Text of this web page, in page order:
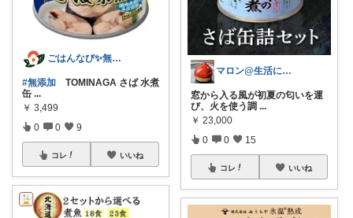
ごはんなび✨無添加organic食品
#無添加 TOMINAGA さば 水煮
缶 ...
￥ 3,499
0 0 9
コレ いいね
マロン@生活に彩を＋
窓から入る風が初夏の匂いを運
び、火を使う調 ...
￥ 23,000
0 0 15
コレ いいね